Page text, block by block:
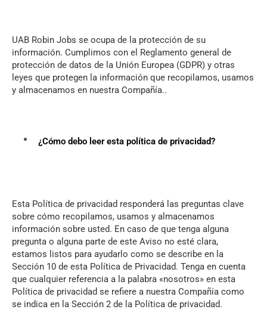
UAB Robin Jobs se ocupa de la protección de su
información. Cumplimos con el Reglamento general de
protección de datos de la Unión Europea (GDPR) y otras
leyes que protegen la información que recopilamos, usamos
y almacenamos en nuestra Compañía..
¿Cómo debo leer esta política de privacidad?
Esta Política de privacidad responderá las preguntas clave
sobre cómo recopilamos, usamos y almacenamos
información sobre usted. En caso de que tenga alguna
pregunta o alguna parte de este Aviso no esté clara,
estamos listos para ayudarlo como se describe en la
Sección 10 de esta Política de Privacidad. Tenga en cuenta
que cualquier referencia a la palabra «nosotros» en esta
Política de privacidad se refiere a nuestra Compañía como
se indica en la Sección 2 de la Política de privacidad.